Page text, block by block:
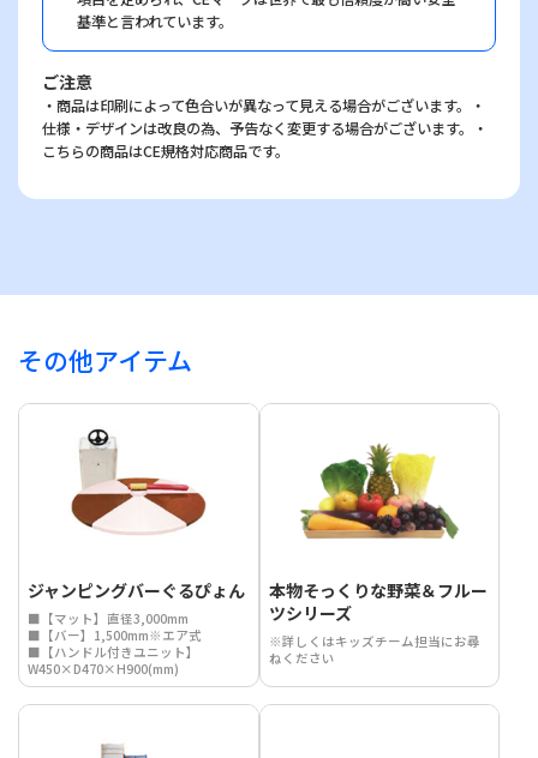
基準と言われています。
ご注意
・商品は印刷によって色合いが異なって見える場合がございます。・
仕様・デザインは改良の為、予告なく変更する場合がございます。・
こちらの商品はCE規格対応商品です。
その他アイテム
ジャンピングバーぐるぴょん
■【マット】直径3,000mm
■【バー】1,500mm※エア式
■【ハンドル付きユニット】
W450×D470×H900(mm)
本物そっくりな野菜＆フルー
ツシリーズ
※詳しくはキッズチーム担当にお尋
ねください